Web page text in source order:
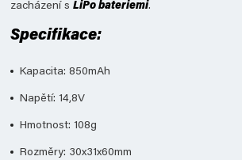
zacházení s LiPo bateriemi.
Specifikace:
Kapacita: 850mAh
Napětí: 14,8V
Hmotnost: 108g
Rozměry: 30x31x60mm